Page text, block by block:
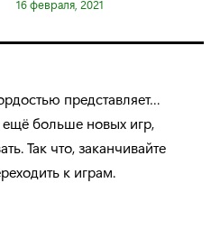
16 февраля, 2021
представляет…
больше новых игр,
Так что, заканчивайте
к играм.